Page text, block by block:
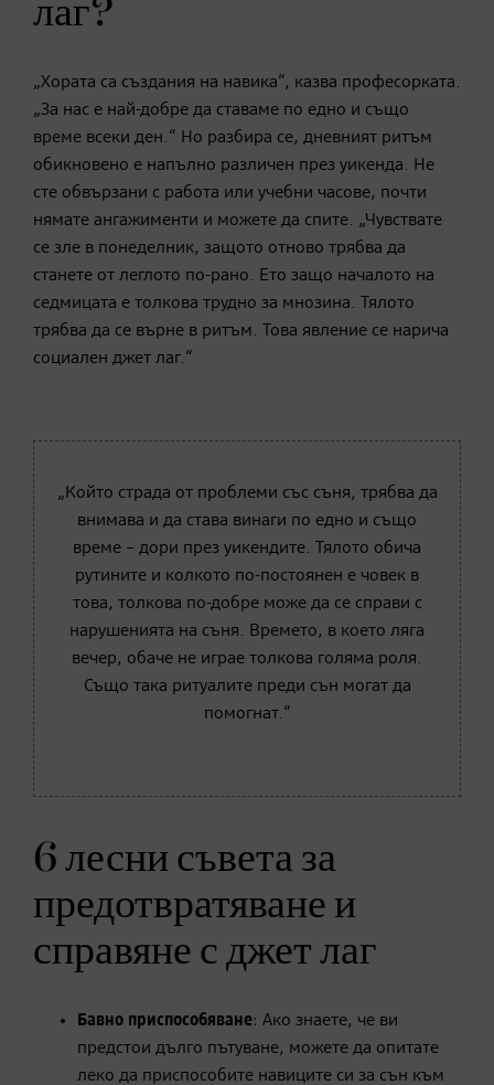
лаг?
„Хората са създания на навика“, казва професорката.
„За нас е най-добре да ставаме по едно и също
време всеки ден.“ Но разбира се, дневният ритъм
обикновено е напълно различен през уикенда. Не
сте обвързани с работа или учебни часове, почти
нямате ангажименти и можете да спите. „Чувствате
се зле в понеделник, защото отново трябва да
станете от леглото по-рано. Ето защо началото на
седмицата е толкова трудно за мнозина. Тялото
трябва да се върне в ритъм. Това явление се нарича
социален джет лаг.“
„Който страда от проблеми със съня, трябва да
внимава и да става винаги по едно и също
време – дори през уикендите. Тялото обича
рутините и колкото по-постоянен е човек в
това, толкова по-добре може да се справи с
нарушенията на съня. Времето, в което ляга
вечер, обаче не играе толкова голяма роля.
Също така ритуалите преди сън могат да
помогнат.“
6 лесни съвета за
предотвратяване и
справяне с джет лаг
Бавно приспособяване: Ако знаете, че ви
предстои дълго пътуване, можете да опитате
леко да приспособите навиците си за сън към